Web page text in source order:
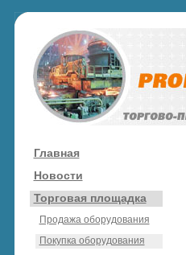
Главная
Новости
Торговая площадка
Продажа оборудования
Покупка оборудования